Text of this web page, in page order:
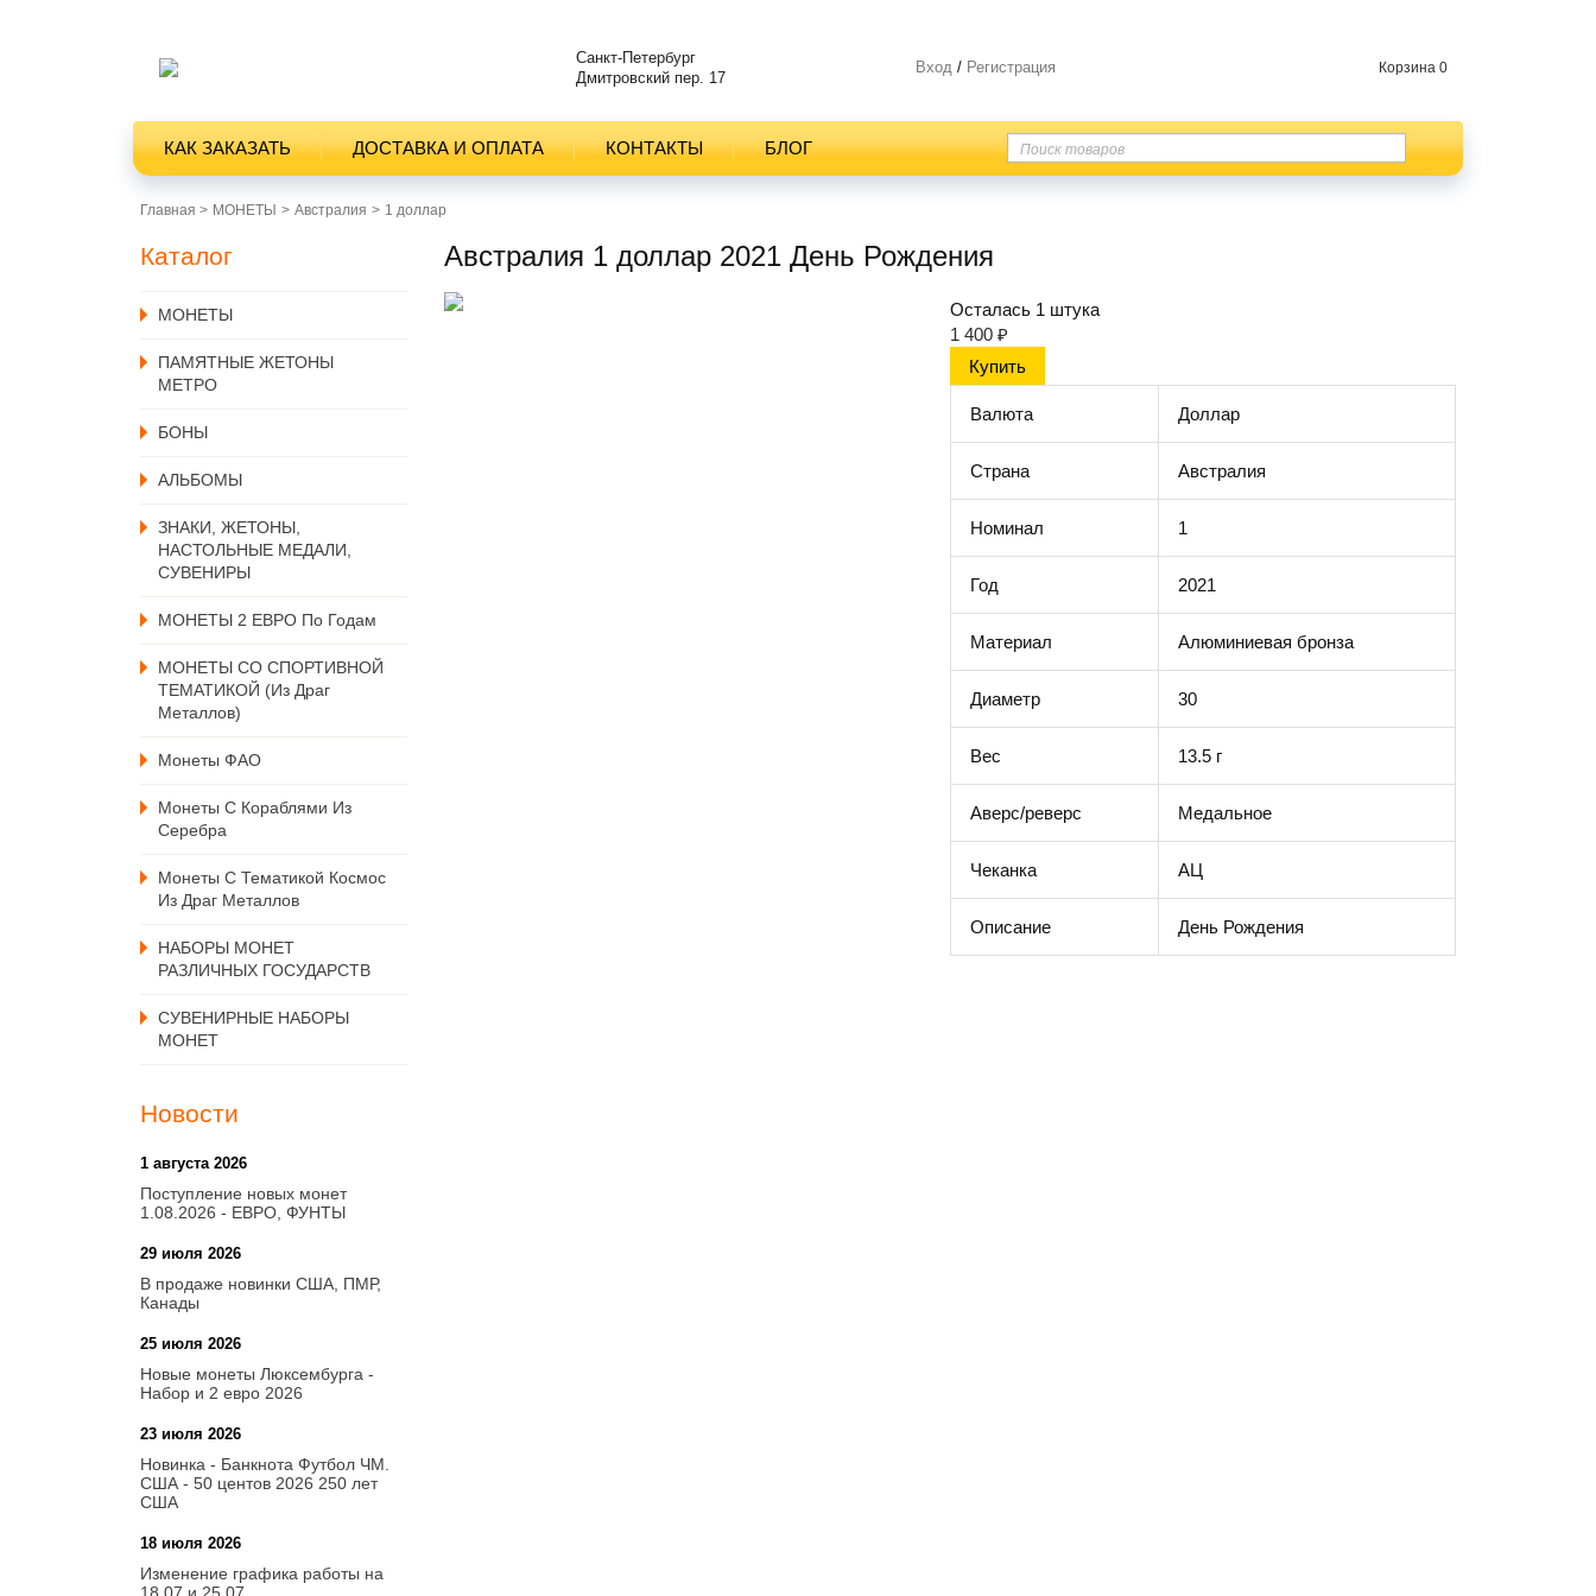
Санкт-Петербург
Дмитровский пер. 17
Вход/Регистрация Корзина 0
КАК ЗАКАЗАТЬ ДОСТАВКА И ОПЛАТА КОНТАКТЫ БЛОГ
Главная > MОНЕТЫ Австралия 1 доллар
Каталог
MОНЕТЫ
ПАМЯТНЫЕ ЖЕТОНЫ
МЕТРО
БОНЫ
АЛЬБОМЫ
ЗНАКИ, ЖЕТОНЫ,
НАСТОЛЬНЫЕ МЕДАЛИ,
СУВЕНИРЫ
МОНЕТЫ 2 ЕВРО По Годам
МОНЕТЫ СО СПОРТИВНОЙ
ТЕМАТИКОЙ (из Драг
Металлов)
Монеты ФАО
Монеты С Кораблями Из
Серебра
Монеты С Тематикой Космос
Из Драг Металлов
НАБОРЫ МОНЕТ
РАЗЛИЧНЫХ ГОСУДАРСТВ
СУВЕНИРНЫЕ НАБОРЫ
МОНЕТ
Новости
1 августа 2026
Поступление новых монет
1.08.2026 - ЕВРО, ФУНТЫ
29 июля 2026
В продаже новинки США, ПМР,
Канады
25 июля 2026
Новые монеты Люксембурга -
Набор и 2 евро 2026
23 июля 2026
Новинка - Банкнота Футбол ЧМ.
США - 50 центов 2026 250 лет
США
18 июля 2026
Изменение графика работы на
Австралия 1 доллар 2021 День Рождения
Осталась 1 штука
1 400 ₽
Валюта Доллар
Страна Австралия
Номинал 1
Год 2021
Материал Алюминиевая бронза
Диаметр 30
Вес 13.5 г
Аверс/реверс Медальное
Чеканка АЦ
Описание День Рождения